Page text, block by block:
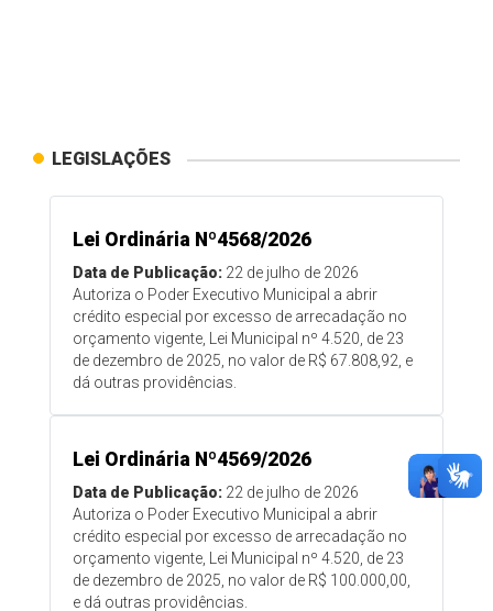
LEGISLAÇÕES
Lei Ordinária Nº4568/2026
Data de Publicação: 22 de julho de 2026
Autoriza o Poder Executivo Municipal a abrir
crédito especial por excesso de arrecadação no
orçamento vigente, Lei Municipal nº 4.520, de 23
de dezembro de 2025, no valor de R$ 67.808,92, e
dá outras providências.
Lei Ordinária Nº4569/2026
Data de Publicação: 22 de julho de 2026
Autoriza o Poder Executivo Municipal a abrir
crédito especial por excesso de arrecadação no
orçamento vigente, Lei Municipal nº 4.520, de 23
de dezembro de 2025, no valor de R$ 100.000,00,
e dá outras providências.